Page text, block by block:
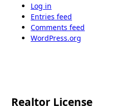
Log in
Entries feed
Comments feed
WordPress.org
Realtor License